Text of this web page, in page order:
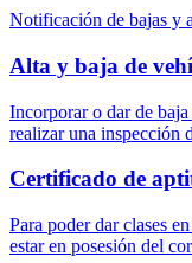
Notificación de bajas y
Alta y baja de
Incorporar o dar de
realizar una inspección
Certificado de
Para poder dar clases
estar en posesión del